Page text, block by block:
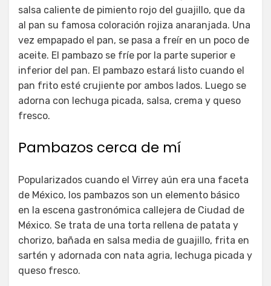
salsa caliente de pimiento rojo del guajillo, que da
al pan su famosa coloración rojiza anaranjada. Una
vez empapado el pan, se pasa a freír en un poco de
aceite. El pambazo se fríe por la parte superior e
inferior del pan. El pambazo estará listo cuando el
pan frito esté crujiente por ambos lados. Luego se
adorna con lechuga picada, salsa, crema y queso
fresco.
Pambazos cerca de mí
Popularizados cuando el Virrey aún era una faceta
de México, los pambazos son un elemento básico
en la escena gastronómica callejera de Ciudad de
México. Se trata de una torta rellena de patata y
chorizo, bañada en salsa media de guajillo, frita en
sartén y adornada con nata agria, lechuga picada y
queso fresco.